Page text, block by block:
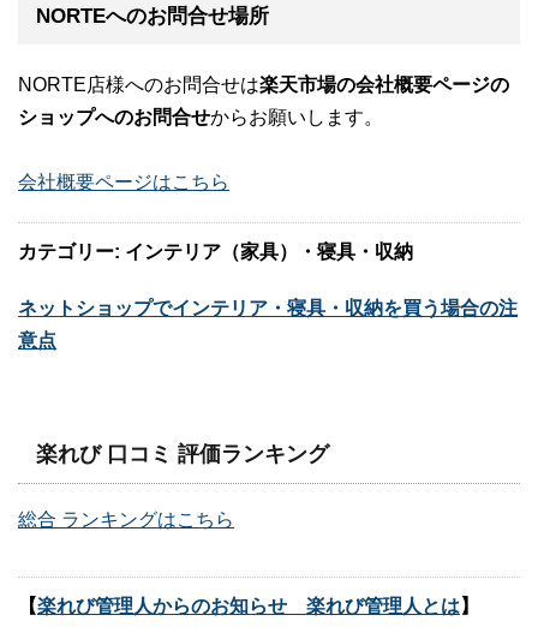
NORTEへのお問合せ場所
NORTE店様へのお問合せは楽天市場の会社概要ページの
ショップへのお問合せからお願いします。
会社概要ページはこちら
カテゴリー: インテリア（家具）・寝具・収納
ネットショップでインテリア・寝具・収納を買う場合の注
意点
楽れび 口コミ 評価ランキング
総合 ランキングはこちら
【楽れび管理人からのお知らせ 楽れび管理人とは 】